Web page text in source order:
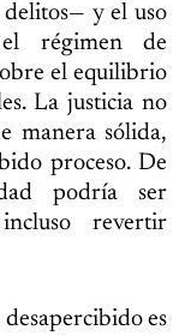
y el uso
régimen de
el equilibrio
La justicia no
manera sólida,
proceso. De
podría ser
revertir
es